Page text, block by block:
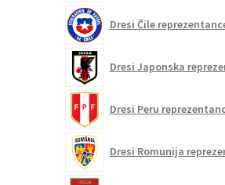
Dresi Čile
Dresi Japonska
Dresi Peru
Dresi Romunija